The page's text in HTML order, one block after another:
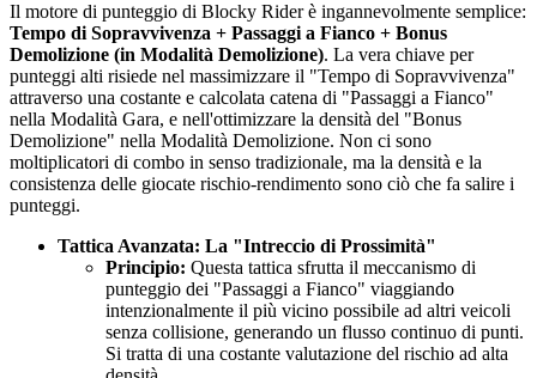
Il motore di punteggio di Blocky Rider è ingannevolmente semplice:
Tempo di Sopravvivenza + Passaggi a Fianco + Bonus
Demolizione (in Modalità Demolizione). La vera chiave per
punteggi alti risiede nel massimizzare il "Tempo di Sopravvivenza"
attraverso una costante e calcolata catena di "Passaggi a Fianco"
nella Modalità Gara, e nell'ottimizzare la densità del "Bonus
Demolizione" nella Modalità Demolizione. Non ci sono
moltiplicatori di combo in senso tradizionale, ma la densità e la
consistenza delle giocate rischio-rendimento sono ciò che fa salire i
punteggi.
Tattica Avanzata: La "Intreccio di Prossimità"
Principio: Questa tattica sfrutta il meccanismo di
punteggio dei "Passaggi a Fianco" viaggiando
intenzionalmente il più vicino possibile ad altri veicoli
senza collisione, generando un flusso continuo di punti.
Si tratta di una costante valutazione del rischio ad alta